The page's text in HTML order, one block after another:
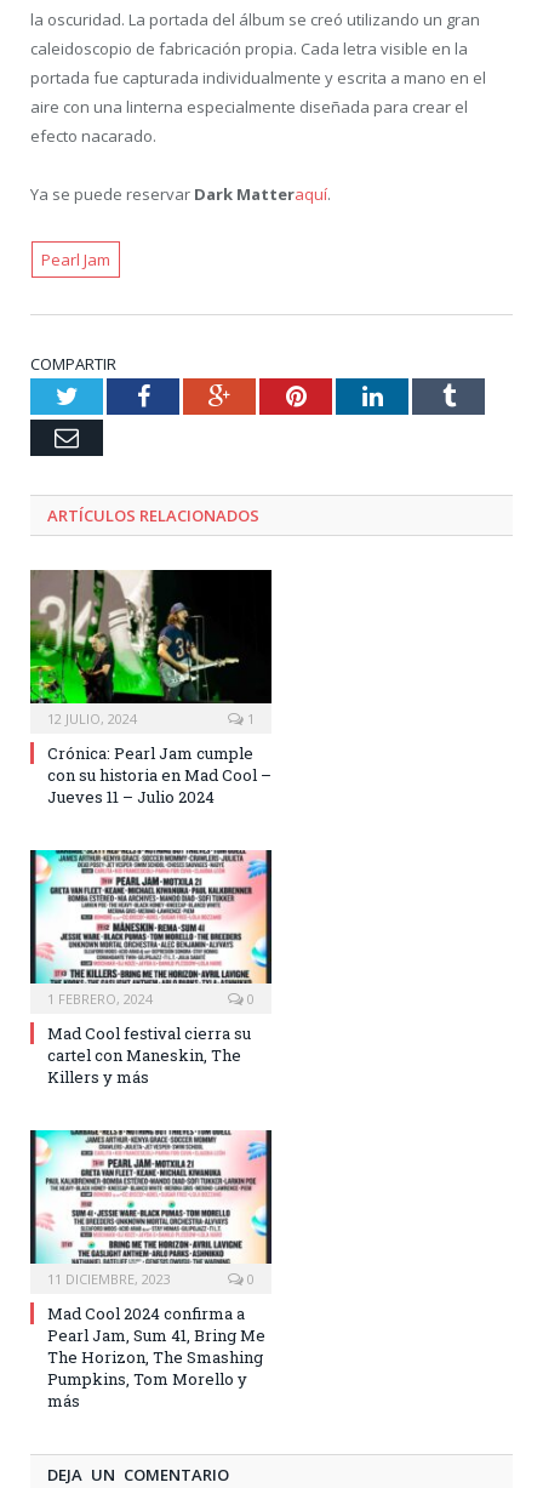
la oscuridad. La portada del álbum se creó utilizando un gran
caleidoscopio de fabricación propia. Cada letra visible en la
portada fue capturada individualmente y escrita a mano en el
aire con una linterna especialmente diseñada para crear el
efecto nacarado.
Ya se puede reservar Dark Matteraquí.
Pearl Jam
COMPARTIR
TwitterFacebookGoogle+PinterestLinkedInTumblr
Email
ARTÍCULOS RELACIONADOS
12 JULIO, 2024 1
Crónica: Pearl Jam cumple
con su historia en Mad Cool –
Jueves 11 – Julio 2024
1 FEBRERO, 2024 0
Mad Cool festival cierra su
cartel con Maneskin, The
Killers y más
11 DICIEMBRE, 2023 0
Mad Cool 2024 confirma a
Pearl Jam, Sum 41, Bring Me
The Horizon, The Smashing
Pumpkins, Tom Morello y
más
DEJA UN COMENTARIO